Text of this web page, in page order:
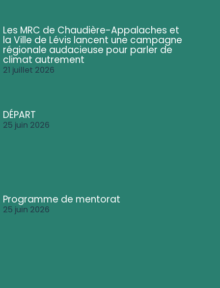
Les MRC de Chaudière-Appalaches et
la Ville de Lévis lancent une campagne
régionale audacieuse pour parler de
climat autrement
21 juillet 2026
DÉPART
25 juin 2026
Programme de mentorat
25 juin 2026